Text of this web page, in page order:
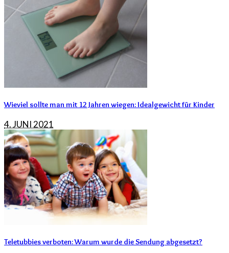
Wieviel sollte man mit 12 Jahren wiegen: Idealgewicht für Kinder
4. JUNI 2021
Teletubbies verboten: Warum wurde die Sendung abgesetzt?